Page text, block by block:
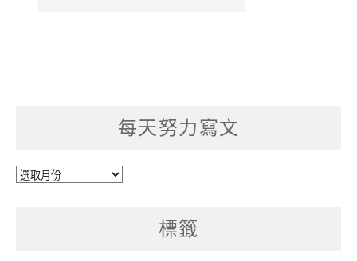
每天努力寫文
每
標籤